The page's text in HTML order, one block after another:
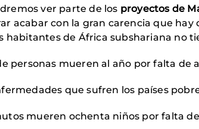
ver parte de los proyectos de
acabar con la gran carencia que hay
habitantes de África subshariana no
personas mueren al año por falta de
que sufren los países
mueren ochenta niños por falta